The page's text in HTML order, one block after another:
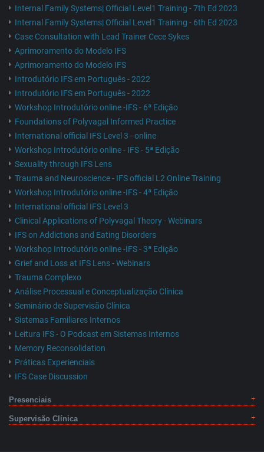
Internal Family Systems| Official Level1 Training - 7th Ed 2023
Internal Family Systems| Official Level1 Training - 6th Ed 2023
Case Consultation with Lead Trainer Cece Sykes
Aprimoramento do Modelo IFS
Aprimoramento do Modelo IFS
Introdutório IFS em Português - 2022
Introdutório IFS em Português - 2022
Workshop Introdutório online -IFS - 6ª Edição
Foundations of Polyvagal Informed Practice
International official IFS Level 3 - online
Workshop Introdutório online - IFS - 5ª Edição
Sexuality through IFS Lens
Trauma and Neuroscience - IFS official L2 Online Training
Workshop Introdutório online -IFS - 4ª Edição
International official IFS Level 3
Clinical Applications of Polyvagal Theory - Webinars
IFS on Addictions and Eating Disorders
Workshop Introdutório online -IFS - 3ª Edição
Grief and Loss at IFS Lens - Webinars
Trauma Complexo
Análise Processual e Conceptualização Clínica
Seminário de Supervisão Clínica
Sistemas Familiares Internos
Leitura IFS - O Podcast em Sistemas Internos
Memory Reconsolidation
Práticas Experienciais
IFS Case Discussion
Presenciais
Supervisão Clínica